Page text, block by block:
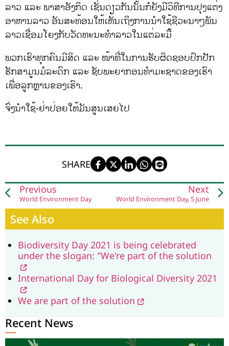
ລາວ ແລະ ພາສາອັງກິດ ເຊັ່ນດຽວກັນນັ້ນກໍຍັງມີວິທີການປຸງແຕ່ງ
ອາຫານລາວ ອັນສະທ້ອນໃຫ້ເຫັນເຖິງການນຳໃຊ້ຊີວະນາໆພັນ
ລາວເຊື່ອມໂຍງກັບວັດທະນະທຳລາວໃນແຕ່ລະມື້
ພວກເຮົາທຸກຄົນມີສິດ ແລະ ໜ້າທີ່ໃນການຮັບຜິດຊອບປົກປັກ
ຮັກສາມູນມໍລະດົກ ແລະ ຊັບພະຍາກອນທຳມະຊາດຂອງເຮົາ
ເພື່ອລູກຫຼານຂອງເຮົາ.
ຈົ່ງນຳໃຊ້-ຢ່າປ່ອຍໃຫ້ມັນສູນເສຍໄປ
SHARE
Previous
World Environment Day
Next
World Environment Day, 5 June
See Also
Biodiversity Day 2021 is being celebrated
under the slogan: "We're part of the solution
International Day for Biological Diversity 2021
We are part of the solution
Recent News